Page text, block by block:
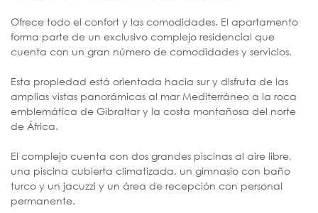
Ofrece todo el confort y las comodidades. El apartamento
forma parte de un exclusivo complejo residencial que
cuenta con un gran número de comodidades y servicios.
Esta propiedad está orientada hacia sur y disfruta de las
amplias vistas panorámicas al mar Mediterráneo a la roca
emblemática de Gibraltar y la costa montañosa del norte
de África.
El complejo cuenta con dos grandes piscinas al aire libre,
una piscina cubierta climatizada, un gimnasio con baño
turco y un jacuzzi y un área de recepción con personal
permanente.